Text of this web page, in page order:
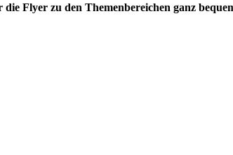
Flyer zu den Themenbereichen ganz